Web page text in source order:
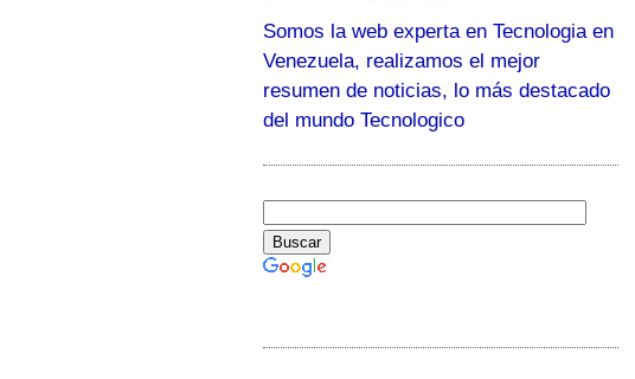
Somos la web experta en Tecnologia en
Venezuela, realizamos el mejor
resumen de noticias, lo más destacado
del mundo Tecnologico